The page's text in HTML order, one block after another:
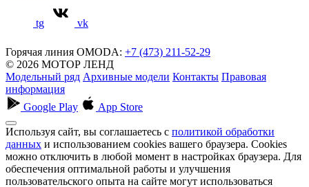
tg vk
Горячая линия OMODA: +7 (473) 211-52-29
© 2026 МОТОР ЛЕНД
Модельный ряд Архивные модели Контакты Правовая
информация
Google Play
App Store
Используя сайт, вы соглашаетесь с политикой обработки
данных и использованием cookies вашего браузера. Cookies
можно отключить в любой момент в настройках браузера. Для
обеспечения оптимальной работы и улучшения
пользовательского опыта на сайте могут использоваться